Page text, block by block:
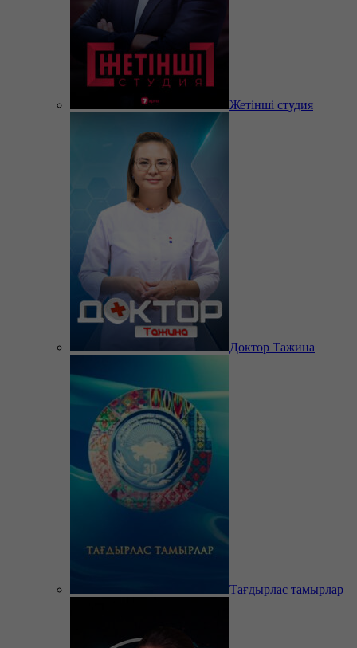
Жетінші студия
Доктор Тажина
Тағдырлас тамырлар